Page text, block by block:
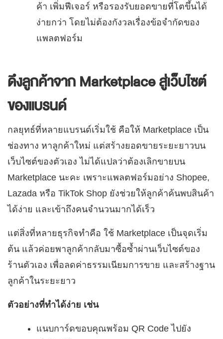
ค้า เพิ่มฟีเจอร์ หรือรองรับยอดขายที่โตขึ้นได้
ง่ายกว่า โดยไม่ต้องกังวลเรื่องข้อจำกัดของ
แพลตฟอร์ม
ดึงลูกค้าจาก Marketplace สู่เว็บไซต์
ของแบรนด์
กลยุทธ์ที่หลายแบรนด์เริ่มใช้ คือให้ Marketplace เป็น
ช่องทาง หาลูกค้าใหม่ แต่สร้างยอดขายระยะยาวบน
เว็บไซต์ของตัวเอง ไม่ได้แปลว่าต้องเลิกขายบน
Marketplace นะคะ เพราะแพลตฟอร์มอย่าง Shopee,
Lazada หรือ TikTok Shop ยังช่วยให้ลูกค้าค้นพบสินค้า
ได้ง่าย และเข้าถึงคนจำนวนมากได้เร็ว
แต่สิ่งที่หลายธุรกิจทำคือ ใช้ Marketplace เป็นจุดเริ่ม
ต้น แล้วค่อยพาลูกค้ากลับมาซื้อซ้ำผ่านเว็บไซต์ของ
ร้านตัวเอง เพื่อลดค่าธรรมเนียมการขาย และสร้างฐาน
ลูกค้าในระยะยาว
ตัวอย่างที่ทำได้ง่าย เช่น
แนบการ์ดขอบคุณพร้อม QR Code ไปยัง